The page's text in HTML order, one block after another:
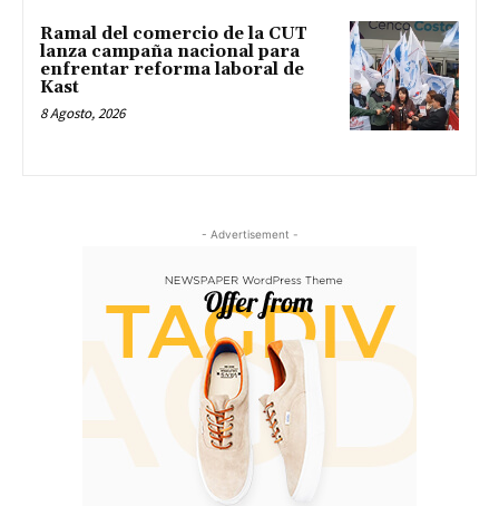
Ramal del comercio de la CUT
lanza campaña nacional para
enfrentar reforma laboral de
Kast
8 Agosto, 2026
- Advertisement -